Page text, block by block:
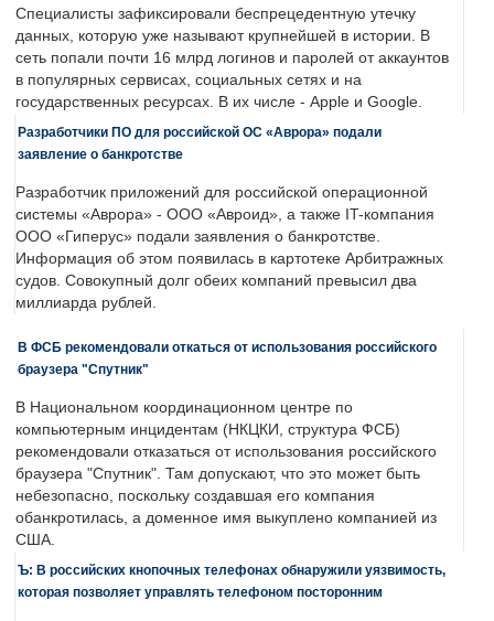
Специалисты зафиксировали беспрецедентную утечку
данных, которую уже называют крупнейшей в истории. В
сеть попали почти 16 млрд логинов и паролей от аккаунтов
в популярных сервисах, социальных сетях и на
государственных ресурсах. В их числе - Apple и Google.
Разработчики ПО для российской ОС «Аврора» подали
заявление о банкротстве
Разработчик приложений для российской операционной
системы «Аврора» - ООО «Авроид», а также IT-компания
ООО «Гиперус» подали заявления о банкротстве.
Информация об этом появилась в картотеке Арбитражных
судов. Совокупный долг обеих компаний превысил два
миллиарда рублей.
В ФСБ рекомендовали откаться от использования российского
браузера "Спутник"
В Национальном координационном центре по
компьютерным инцидентам (НКЦКИ, структура ФСБ)
рекомендовали отказаться от использования российского
браузера "Спутник". Там допускают, что это может быть
небезопасно, поскольку создавшая его компания
обанкротилась, а доменное имя выкуплено компанией из
США.
Ъ: В российских кнопочных телефонах обнаружили уязвимость,
которая позволяет управлять телефоном посторонним